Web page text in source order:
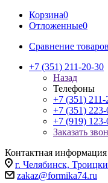
Корзина0
Отложенные0
Сравнение товаров
+7 (351) 211-20-30
Назад
Телефоны
+7 (351) 211-
+7 (351)
+7 (919)
Заказать
Контактная информация
г. Челябинск,
zakaz@formika74.ru